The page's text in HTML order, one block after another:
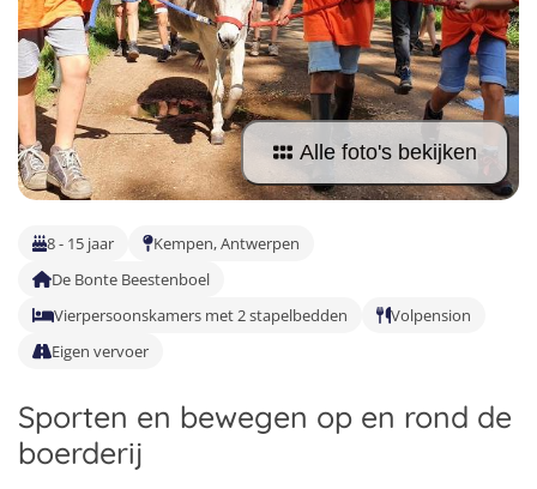
Malta
Nederland
Buitenland
Surfkampen Buitenland
Surfkampen 18+
Taalvakanties Duits
Taalvakanties Italiaans
Alle foto's bekijken
8 - 15 jaar
Kempen, Antwerpen
De Bonte Beestenboel
Vierpersoonskamers met 2 stapelbedden
Volpension
Eigen vervoer
Sporten en bewegen op en rond de
boerderij